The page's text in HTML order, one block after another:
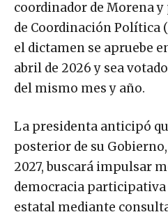
coordinador de Morena
de Coordinación Política
el dictamen se apruebe
abril de 2026 y sea
del mismo mes y año.
La presidenta anticipó
posterior de su
2027, buscará impulsar
democracia
estatal mediante